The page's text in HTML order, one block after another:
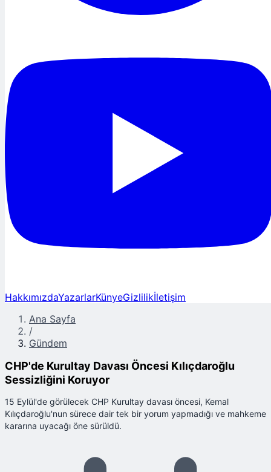
HakkımızdaYazarlarKünyeGizlilikİletişim
Ana Sayfa
/
Gündem
CHP'de Kurultay Davası Öncesi Kılıçdaroğlu
Sessizliğini Koruyor
15 Eylül'de görülecek CHP Kurultay davası öncesi, Kemal
Kılıçdaroğlu'nun sürece dair tek bir yorum yapmadığı ve mahkeme
kararına uyacağı öne sürüldü.